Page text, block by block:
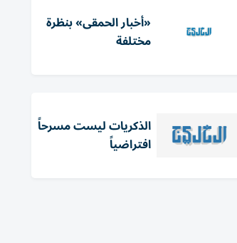
«أخبار الحمقى» بنظرة
مختلفة
الذكريات ليست مسرحاً
افتراضياً